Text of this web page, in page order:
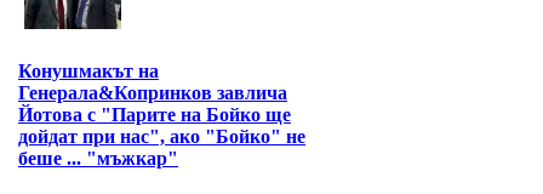
Конушмакът на
Генерала&Копринков завлича
Йотова с "Парите на Бойко ще
дойдат при нас", ако "Бойко" не
беше ... "мъжкар"